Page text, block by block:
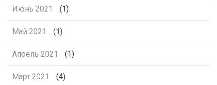
Июнь 2021 (1)
Май 2021 (1)
Апрель 2021 (1)
Март 2021 (4)